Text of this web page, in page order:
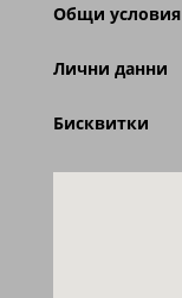
Общи условия
Лични данни
Бисквитки